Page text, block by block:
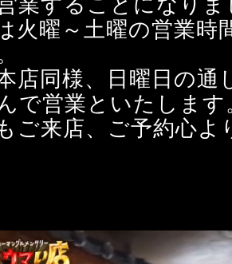
業することになりま
火曜～土曜の営業時
店同様、日曜日の通
で営業といたします
ご来店、ご予約心